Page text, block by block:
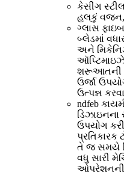
કેસીંગ
હલકું
ગ્લાસ
બ્લેડમાં
અને
શરૂઆતની
ઉર્જા
ઉત્પન્ન
ndfeb
ડિઝાઇનના
ઉપયોગ
પ્રતિકારક
તે જ સમયે
વધુ સારી
ઓપરેશનની